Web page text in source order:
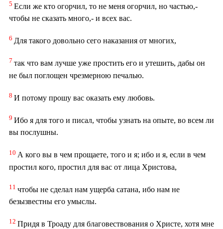
5 Если же кто огорчил, то не меня огорчил, но частью,-
чтобы не сказать много,- и всех вас.
6 Для такого довольно сего наказания от многих,
7 так что вам лучше уже простить его и утешить, дабы он
не был поглощен чрезмерною печалью.
8 И потому прошу вас оказать ему любовь.
9 Ибо я для того и писал, чтобы узнать на опыте, во всем ли
вы послушны.
10 А кого вы в чем прощаете, того и я; ибо и я, если в чем
простил кого, простил для вас от лица Христова,
11 чтобы не сделал нам ущерба сатана, ибо нам не
безызвестны его умыслы.
12 Придя в Троаду для благовествования о Христе, хотя мне